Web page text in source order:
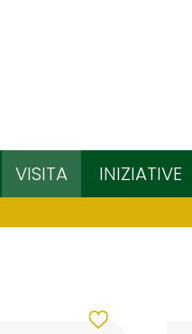
VISITA INIZIATIVE